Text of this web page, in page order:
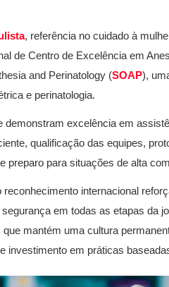
, referência no cuidado à
de Centro de Excelência em
and Perinatology (SOAP),
e perinatologia.
demonstram excelência em
qualificação das equipes,
preparo para situações de alta
internacional
em todas as etapas da
mantém uma cultura
investimento em práticas